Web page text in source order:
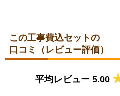
東京都東久留米市
2026年6月12日
この工事費込セットの
口コミ（レビュー評価）
平均レビュー 5.00